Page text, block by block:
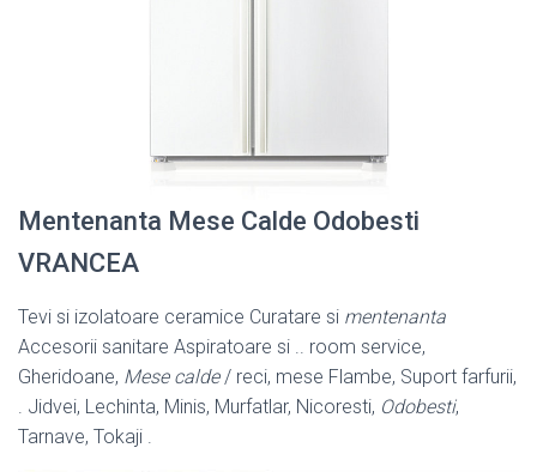
Mentenanta Mese Calde Odobesti
VRANCEA
Tevi si izolatoare ceramice Curatare si mentenanta
Accesorii sanitare Aspiratoare si .. room service,
Gheridoane, Mese calde/ reci, mese Flambe, Suport farfurii,
. Jidvei, Lechinta, Minis, Murfatlar, Nicoresti, Odobesti,
Tarnave, Tokaji .